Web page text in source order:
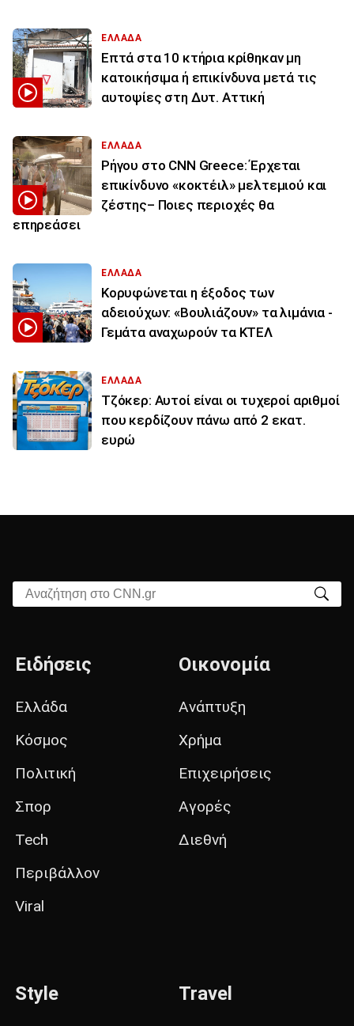
ΕΛΛΑΔΑ
Επτά στα 10 κτήρια κρίθηκαν μη
κατοικήσιμα ή επικίνδυνα μετά τις
αυτοψίες στη Δυτ. Αττική
ΕΛΛΑΔΑ
Ρήγου στο CNN Greece: Έρχεται
επικίνδυνο «κοκτέιλ» μελτεμιού και
ζέστης– Ποιες περιοχές θα
επηρεάσει
ΕΛΛΑΔΑ
Κορυφώνεται η έξοδος των
αδειούχων: «Βουλιάζουν» τα λιμάνια -
Γεμάτα αναχωρούν τα ΚΤΕΛ
ΕΛΛΑΔΑ
Τζόκερ: Αυτοί είναι οι τυχεροί αριθμοί
που κερδίζουν πάνω από 2 εκατ.
ευρώ
Αναζήτηση στο CNN.gr
Ειδήσεις
Ελλάδα
Κόσμος
Πολιτική
Σπορ
Tech
Περιβάλλον
Viral
Οικονομία
Ανάπτυξη
Χρήμα
Επιχειρήσεις
Αγορές
Διεθνή
Style Travel